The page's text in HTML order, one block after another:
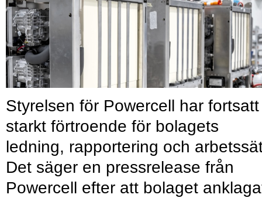
Styrelsen för Powercell har fortsatt
starkt förtroende för bolagets
ledning, rapportering och
Det säger en pressrelease från
Powercell efter att bolaget